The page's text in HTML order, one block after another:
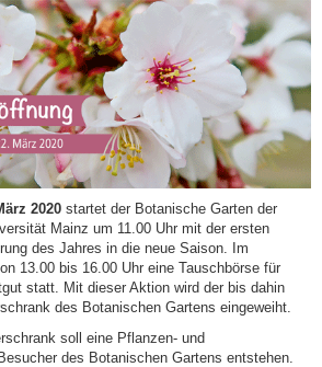
2020 startet der Botanische Garten der
Mainz um 11.00 Uhr mit der ersten
des Jahres in die neue Saison. Im
13.00 bis 16.00 Uhr eine Tauschbörse für
statt. Mit dieser Aktion wird der bis dahin
des Botanischen Gartens eingeweiht.
soll eine Pflanzen- und
des Botanischen Gartens entstehen.